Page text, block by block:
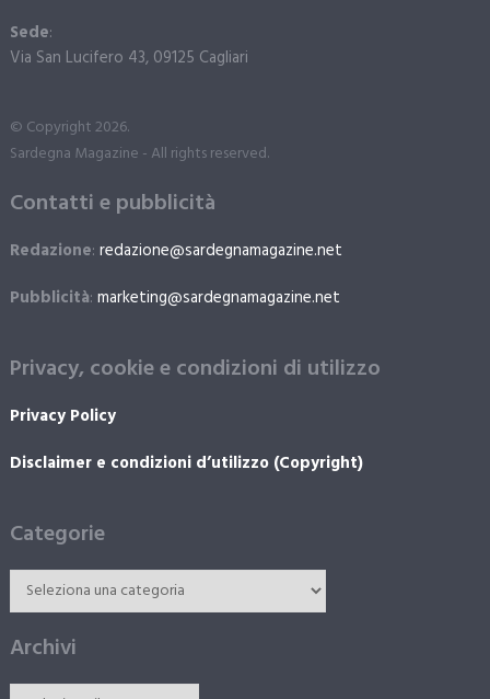
Sede:
Via San Lucifero 43, 09125 Cagliari
© Copyright 2026.
Sardegna Magazine - All rights reserved.
Contatti e pubblicità
Redazione: redazione@sardegnamagazine.net
Pubblicità: marketing@sardegnamagazine.net
Privacy, cookie e condizioni di utilizzo
Privacy Policy
Disclaimer e condizioni d’utilizzo (Copyright)
Categorie
Archivi